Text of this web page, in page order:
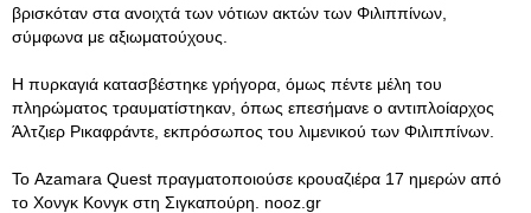
βρισκόταν στα ανοιχτά των νότιων ακτών των Φιλιππίνων,
σύμφωνα με αξιωματούχους.
Η πυρκαγιά κατασβέστηκε γρήγορα, όμως πέντε μέλη του
πληρώματος τραυματίστηκαν, όπως επεσήμανε ο αντιπλοίαρχος
Άλτζιερ Ρικαφράντε, εκπρόσωπος του λιμενικού των Φιλιππίνων.
Το Azamara Quest πραγματοποιούσε κρουαζιέρα 17 ημερών από
το Χονγκ Κονγκ στη Σιγκαπούρη. nooz.gr